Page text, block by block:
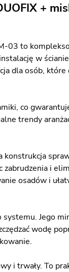
+
03 to
w
dla osób,
co
trendy
i
osadów i
Jego
wodę
i trwały. To